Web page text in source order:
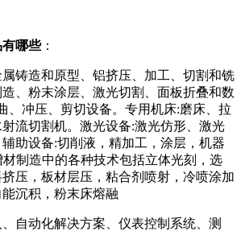
哪些：
铸造和原型、铝挤压、加工、切割和铣
、粉末涂层、激光切割、面板折叠和数
、冲压、剪切设备。专用机床:磨床、拉
流切割机。激光设备:激光仿形、激光
助设备:切削液，精加工，涂层，机器
材制造中的各种技术包括立体光刻，选
压，板材层压，粘合剂喷射，冷喷涂加
沉积，粉末床熔融
自动化解决方案、仪表控制系统、测